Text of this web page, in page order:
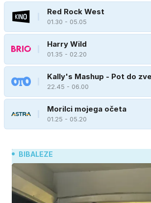
Red Rock West
01.30 - 05.05
Harry Wild
01.35 - 02.20
Kally's Mashup - Pot do
22.45 - 06.00
Morilci mojega očeta
01.25 - 05.20
BIBALEZE